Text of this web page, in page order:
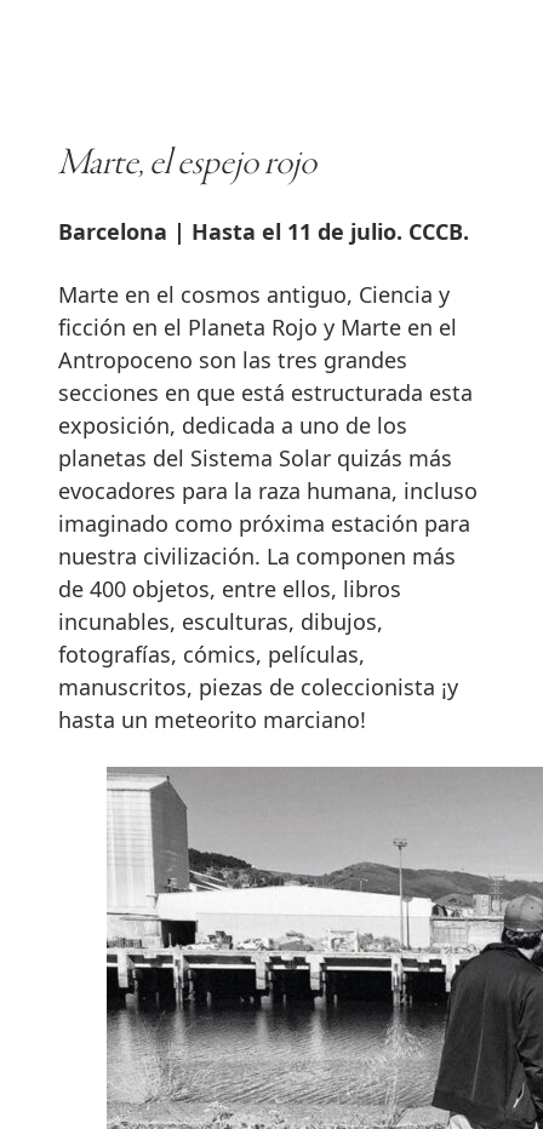
Marte, el espejo rojo
Barcelona | Hasta el 11 de julio. CCCB.
Marte en el cosmos antiguo, Ciencia y
ficción en el Planeta Rojo y Marte en el
Antropoceno son las tres grandes
secciones en que está estructurada esta
exposición, dedicada a uno de los
planetas del Sistema Solar quizás más
evocadores para la raza humana, incluso
imaginado como próxima estación para
nuestra civilización. La componen más
de 400 objetos, entre ellos, libros
incunables, esculturas, dibujos,
fotografías, cómics, películas,
manuscritos, piezas de coleccionista ¡y
hasta un meteorito marciano!